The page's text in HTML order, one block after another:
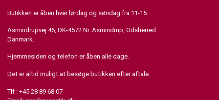
Butikken er åben hver lørdag og søndag fra 11-15.
Asmindrupvej 46, DK-4572 Nr. Asmindrup, Odsherred
Danmark.
Hjemmesiden og telefon er åben alle dage.
Det er altid muligt at besøge butikken efter aftale.
Tlf : +45 28 89 68 07